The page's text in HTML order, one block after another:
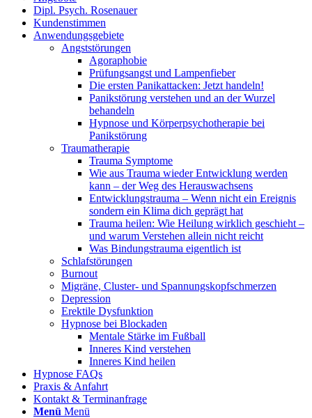
Dipl. Psych. Rosenauer
Kundenstimmen
Anwendungsgebiete
Angststörungen
Agoraphobie
Prüfungsangst und Lampenfieber
Die ersten Panikattacken: Jetzt handeln!
Panikstörung verstehen und an der Wurzel
behandeln
Hypnose und Körperpsychotherapie bei
Panikstörung
Traumatherapie
Trauma Symptome
Wie aus Trauma wieder Entwicklung werden
kann – der Weg des Herauswachsens
Entwicklungstrauma – Wenn nicht ein Ereignis
sondern ein Klima dich geprägt hat
Trauma heilen: Wie Heilung wirklich geschieht –
und warum Verstehen allein nicht reicht
Was Bindungstrauma eigentlich ist
Schlafstörungen
Burnout
Migräne, Cluster- und Spannungskopfschmerzen
Depression
Erektile Dysfunktion
Hypnose bei Blockaden
Mentale Stärke im Fußball
Inneres Kind verstehen
Inneres Kind heilen
Hypnose FAQs
Praxis & Anfahrt
Kontakt & Terminanfrage
Menü Menü